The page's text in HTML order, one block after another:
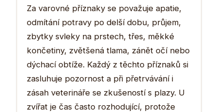
Za varovné příznaky se považuje apatie,
odmítání potravy po delší dobu, průjem,
zbytky svleky na prstech, třes, měkké
končetiny, zvětšená tlama, zánět očí nebo
dýchací obtíže. Každý z těchto příznaků si
zasluhuje pozornost a při přetrvávání i
zásah veterináře se zkušeností s plazy. U
zvířat je čas často rozhodující, protože